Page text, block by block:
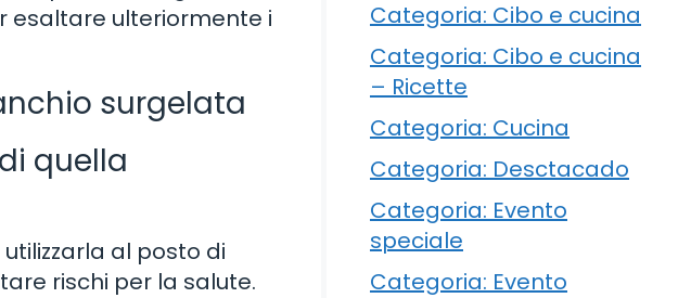
esaltare ulteriormente i
surgelata
quella
al posto di
rischi per la salute.
Categoria: Cibo e cucina
Categoria: Cibo e cucina
– Ricette
Categoria: Cucina
Categoria: Desctacado
Categoria: Evento
speciale
Categoria: Evento